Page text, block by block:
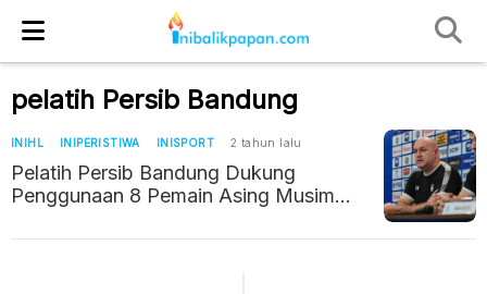
pelatih Persib Bandung
INIHL INIPERISTIWA INISPORT 2 tahun lalu
Pelatih Persib Bandung Dukung
Penggunaan 8 Pemain Asing Musim